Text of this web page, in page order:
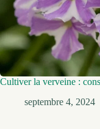
Cultiver la verveine :
septembre 4, 2024